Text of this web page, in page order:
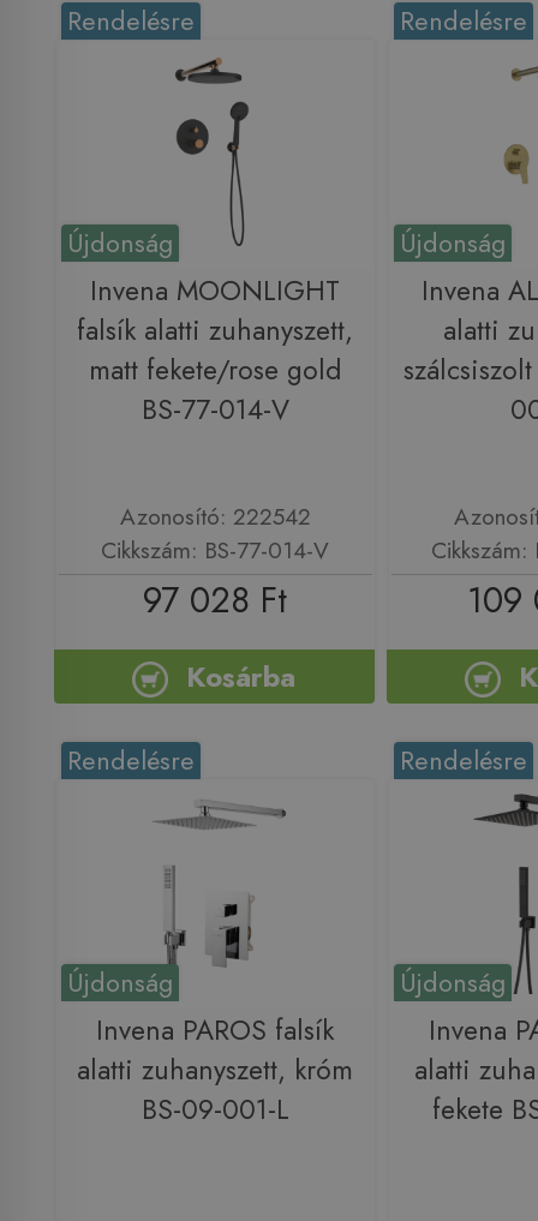
Újdonság
Rendelésre
Invena MOONLIGHT
falsík alatti zuhanyszett,
matt fekete/rose gold
BS-77-014-V
Azonosító: 222542
Cikkszám: BS-77-014-V
97 028 Ft
Kosárba
Újdonság
Rendelésre
Invena
alatti
109
Újdonság
Rendelésre
Invena PAROS falsík
alatti zuhanyszett, króm
BS-09-001-L
Újdonság
Rendelésre
Invena
alatti
fekete